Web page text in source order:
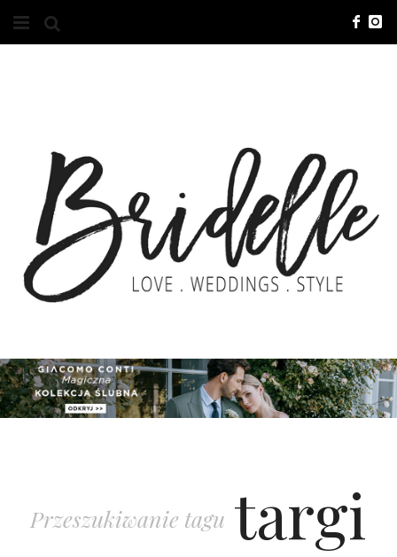
O NAS
KONTAKT
REKLAMA
ADVERTISING
ZGŁOSZENIA
Przeszukiwanie tagu targi